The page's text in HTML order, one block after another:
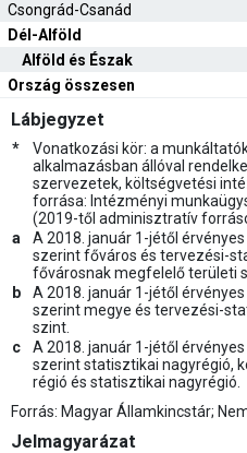
Csongrád-Csanád
Dél-Alföld
Alföld és Észak
Ország összesen
Lábjegyzet
*
Vonatkozási kör: a
alkalmazásban állóval
szervezetek, költségvetési
forrása: Intézményi
(2019-től adminisztratív
a
A 2018. január 1-jétől
szerint főváros és tervezési-
fővárosnak megfelelő területi
b
A 2018. január 1-jétől
szerint megye és tervezési-
szint.
c
A 2018. január 1-jétől
szerint statisztikai nagyrégió,
régió és statisztikai nagyrégió.
Forrás: Magyar Államkincstár;
Jelmagyarázat